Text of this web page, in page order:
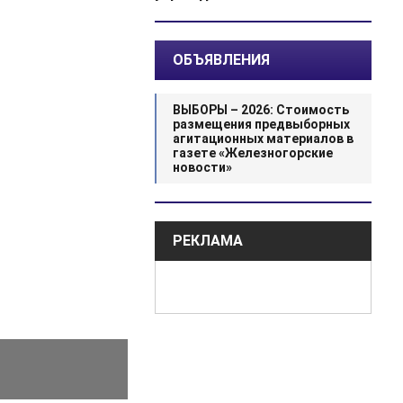
ОБЪЯВЛЕНИЯ
ВЫБОРЫ – 2026: Стоимость
размещения предвыборных
агитационных материалов в
газете «Железногорские
новости»
РЕКЛАМА